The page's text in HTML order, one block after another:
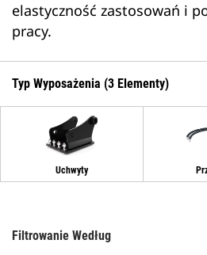
elastyczność zastosowań i
pracy.
Typ Wyposażenia (3 Elementy)
Uchwyty
Filtrowanie Według